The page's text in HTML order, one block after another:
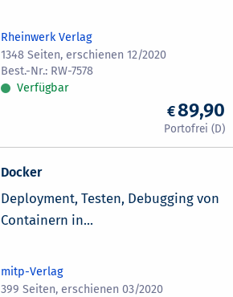
Rheinwerk Verlag
1348 Seiten, erschienen 12/2020
RW-7578
Verfügbar
89,90
Docker
Deployment, Testen, Debugging von
Containern in...
mitp-Verlag
399 Seiten, erschienen 03/2020